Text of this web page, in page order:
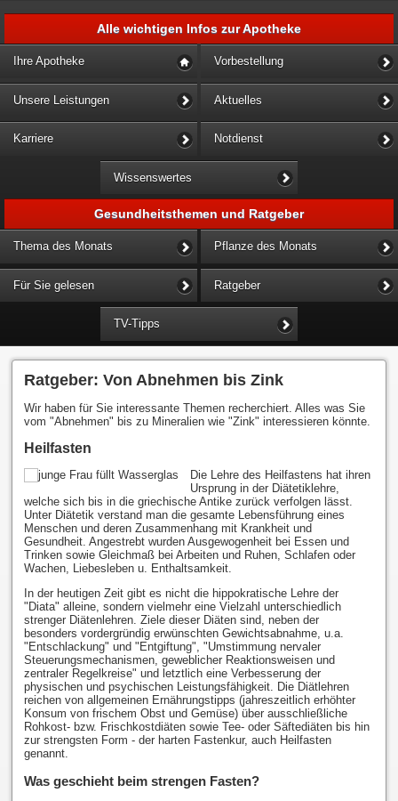
Alle wichtigen Infos zur Apotheke
Ihre Apotheke Vorbestellung
Unsere Leistungen Aktuelles
Karriere Notdienst
Wissenswertes
Gesundheitsthemen und Ratgeber
Thema des Monats Pflanze des Monats
Für Sie gelesen Ratgeber
TV-Tipps
Ratgeber: Von Abnehmen bis Zink
Wir haben für Sie interessante Themen recherchiert. Alles was Sie
vom "Abnehmen" bis zu Mineralien wie "Zink" interessieren könnte.
Heilfasten
Die Lehre des Heilfastens hat ihren
Ursprung in der Diätetiklehre,
welche sich bis in die griechische Antike zurück verfolgen lässt.
Unter Diätetik verstand man die gesamte Lebensführung eines
Menschen und deren Zusammenhang mit Krankheit und
Gesundheit. Angestrebt wurden Ausgewogenheit bei Essen und
Trinken sowie Gleichmaß bei Arbeiten und Ruhen, Schlafen oder
Wachen, Liebesleben u. Enthaltsamkeit.
In der heutigen Zeit gibt es nicht die hippokratische Lehre der
"Diata" alleine, sondern vielmehr eine Vielzahl unterschiedlich
strenger Diätenlehren. Ziele dieser Diäten sind, neben der
besonders vordergründig erwünschten Gewichtsabnahme, u.a.
"Entschlackung" und "Entgiftung", "Umstimmung nervaler
Steuerungsmechanismen, geweblicher Reaktionsweisen und
zentraler Regelkreise" und letztlich eine Verbesserung der
physischen und psychischen Leistungsfähigkeit. Die Diätlehren
reichen von allgemeinen Ernährungstipps (jahreszeitlich erhöhter
Konsum von frischem Obst und Gemüse) über ausschließliche
Rohkost- bzw. Frischkostdiäten sowie Tee- oder Säftediäten bis hin
zur strengsten Form - der harten Fastenkur, auch Heilfasten
genannt.
Was geschieht beim strengen Fasten?